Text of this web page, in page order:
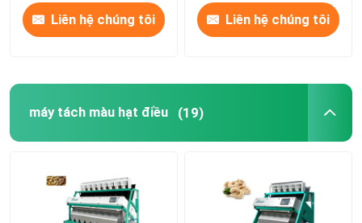
máy tách màu hạt điều
máy phân loại màu đậu phộng
Máy phân loại màu hạt cà phê
Spice Color Sorter
Liên hệ chúng tôi Liên hệ chúng tôi
máy tách màu hạt điều (19)